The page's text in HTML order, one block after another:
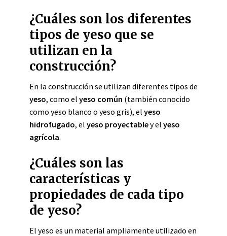
¿Cuáles son los diferentes
tipos de yeso que se
utilizan en la
construcción?
En la construcción se utilizan diferentes tipos de
yeso, como el yeso común (también conocido
como yeso blanco o yeso gris), el yeso
hidrofugado, el yeso proyectabley el yeso
agrícola.
¿Cuáles son las
características y
propiedades de cada tipo
de yeso?
El yeso es un material ampliamente utilizado en